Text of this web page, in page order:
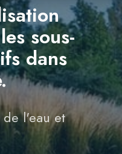
sous-
dans
de l'eau et